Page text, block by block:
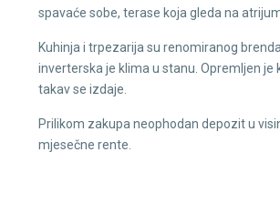
spavaće sobe, terase koja gleda na
Kuhinja i trpezarija su renomiranog
inverterska je klima u stanu. Opremljen je
takav se izdaje.
Prilikom zakupa neophodan depozit u
mjesečne rente.